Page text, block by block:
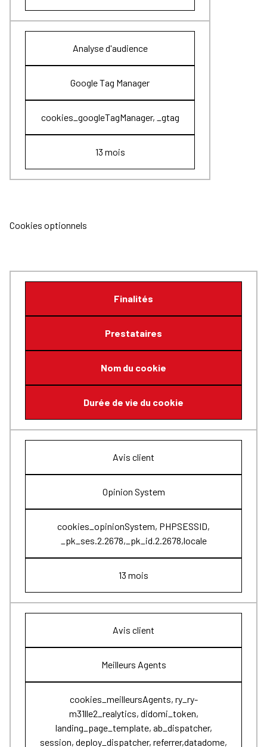
Analyse d'audience
Google Tag Manager
cookies_googleTagManager, _gtag
13 mois
Cookies optionnels
Finalités
Prestataires
Nom du cookie
Durée de vie du cookie
Avis client
Opinion System
cookies_opinionSystem, PHPSESSID,
_pk_ses.2.2678,_pk_id.2.2678,locale
13 mois
Avis client
Meilleurs Agents
cookies_meilleursAgents, ry_ry-
m31lle2_realytics, didomi_token,
landing_page_template, ab_dispatcher,
session, deploy_dispatcher, referrer,datadome,